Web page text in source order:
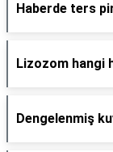
Haberde ters
Lizozom hangi
Dengelenmiş